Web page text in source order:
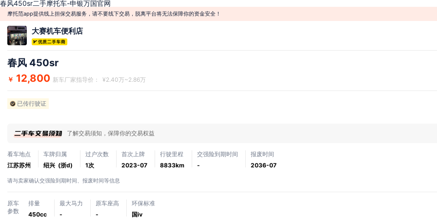
春风450sr二手摩托车-申银万国官网
摩托范app提供线上担保交易服务，请不要线下交易，脱离平台将无法保障你的资金安全！
大赛机车便利店
春风 450sr
￥ 12,800 新车厂家指导价： ¥2.40万~2.86万
已传行驶证
了解交易须知，保障你的交易权益
看车地点
江苏苏州
车牌归属
绍兴 (浙d)
过户次数
1次
首次上牌
2023-07
行驶里程
8833km
交强险到期时间
-
报废时间
2036-07
请与卖家确认交强险到期时间、报废时间等信息
原车
参数
排量
450cc
最大马力
-
原车座高
-
环保标准
国ⅳ